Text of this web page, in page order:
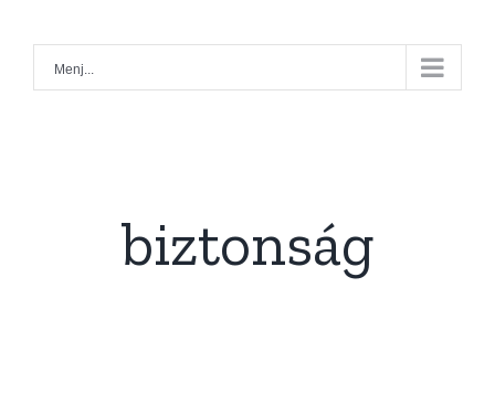
Menj...
biztonság